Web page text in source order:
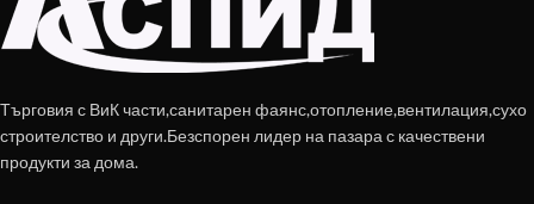
Търговия с ВиК части,санитарен фаянс,отопление,вентилация,сухо
строителство и други.Безспорен лидер на пазара с качествени
продукти за дома.